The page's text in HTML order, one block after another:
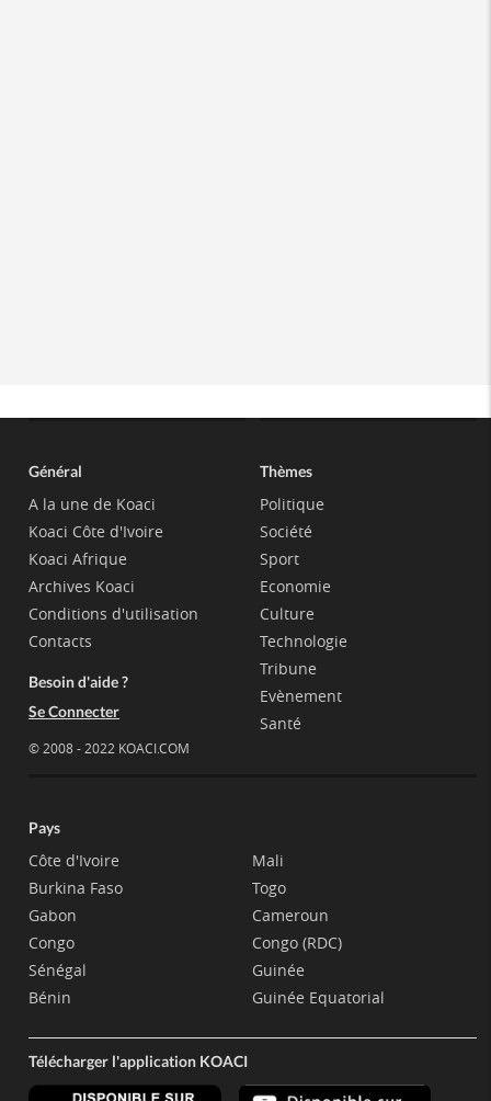
Général
A la une de Koaci
Koaci Côte d'Ivoire
Koaci Afrique
Archives Koaci
Conditions d'utilisation
Contacts
Besoin d'aide ?
Se Connecter
© 2008 - 2022 KOACI.COM
Thèmes
Politique
Société
Sport
Economie
Culture
Technologie
Tribune
Evènement
Santé
Pays
Côte d'Ivoire
Burkina Faso
Gabon
Congo
Sénégal
Bénin
Mali
Togo
Cameroun
Congo (RDC)
Guinée
Guinée Equatorial
Télécharger l'application KOACI